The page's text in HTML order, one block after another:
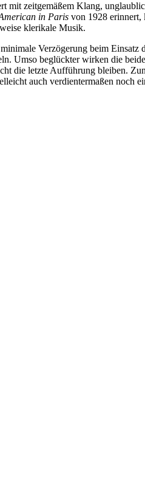
mit zeitgemäßem Klang,
in Paris von 1928 erinnert,
klerikale Musik.
Verzögerung beim Einsatz
Umso beglückter wirken die
die letzte Aufführung bleiben.
auch verdientermaßen noch